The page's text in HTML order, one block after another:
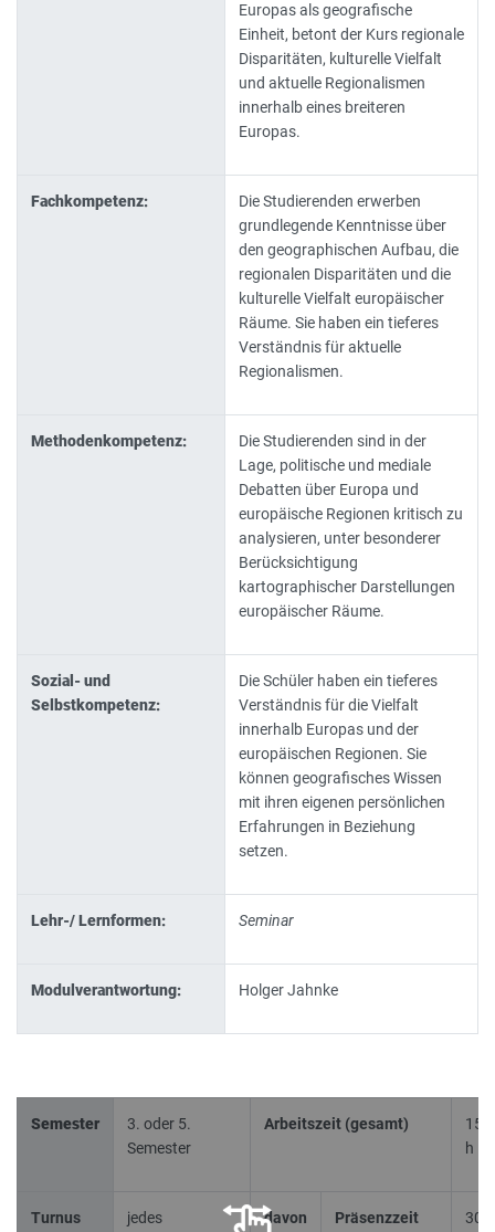
Europas als geografische
Einheit, betont der Kurs regionale
Disparitäten, kulturelle Vielfalt
und aktuelle Regionalismen
innerhalb eines breiteren
Europas.
Fachkompetenz:
Die Studierenden erwerben
grundlegende Kenntnisse über
den geographischen Aufbau, die
regionalen Disparitäten und die
kulturelle Vielfalt europäischer
Räume. Sie haben ein tieferes
Verständnis für aktuelle
Regionalismen.
Methodenkompetenz:
Die Studierenden sind in der
Lage, politische und mediale
Debatten über Europa und
europäische Regionen kritisch zu
analysieren, unter besonderer
Berücksichtigung
kartographischer Darstellungen
europäischer Räume.
Sozial- und
Selbstkompetenz:
Die Schüler haben ein tieferes
Verständnis für die Vielfalt
innerhalb Europas und der
europäischen Regionen. Sie
können geografisches Wissen
mit ihren eigenen persönlichen
Erfahrungen in Beziehung
setzen.
Lehr-/ Lernformen: Seminar
Modulverantwortung: Holger Jahnke
Semester
3. oder 5.
Semester
Arbeitszeit (gesamt)
150
h
Turnus
jedes
davon Präsenzzeit
30